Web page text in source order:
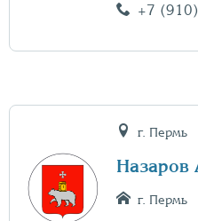
+7
г. Пермь
Назаров
г. Пермь